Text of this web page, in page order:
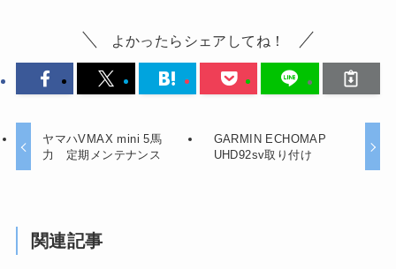
よかったらシェアしてね！
ヤマハVMAX mini 5馬
力 定期メンテナンス
GARMIN ECHOMAP
UHD92sv取り付け
関連記事